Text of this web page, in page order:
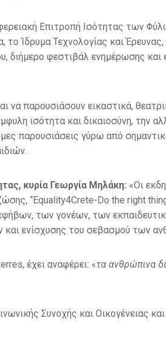
Επιτροπή Ισότητας των
το Ίδρυμα Τεχνολογίας και
διήμερο φεστιβάλ ενημέρωσης
να παρουσιάσουν εικαστικά,
ισότητα και δικαιοσύνη, την
παρουσιάσεις γύρω από
κυρία Γεωργία Μηλάκη: «Οι
“Equality4Crete-Do the right
των γονέων, των
ενίσχυσης του σεβασμού των
έχει αναφέρει: «τα ανθρώπινα
Συνοχής και Οικογένειας